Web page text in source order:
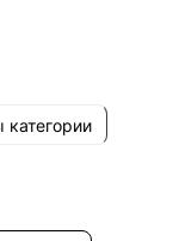
категории